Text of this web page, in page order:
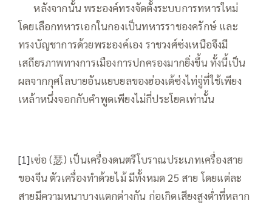
—–หลังจากนั้น พระองค์ทรงจัดตั้งระบบการทหารใหม่
โดยเลือกทหารเอกในกองเป็นทหารราชองครักษ์ และ
ทรงบัญชาการด้วยพระองค์เอง ราชวงศ์ซ่งเหนือจึงมี
เสถียรภาพทางการเมืองการปกครองมากยิ่งขึ้น ทั้งนี้เป็น
ผลจากกุศโลบายอันแยบยลของฮ่องเต้ซ่งไท่จู่ที่ใช้เพียง
เหล้าหนึ่งจอกกับคำพูดเพียงไม่กี่ประโยคเท่านั้น
[1]เซ่อ (瑟) เป็นเครื่องดนตรีโบราณประเภทเครื่องสาย
ของจีน ตัวเครื่องทำด้วยไม้ มีทั้งหมด 25 สาย โดยแต่ละ
สายมีความหนาบางแตกต่างกัน ก่อเกิดเสียงสูงต่ำที่หลาก